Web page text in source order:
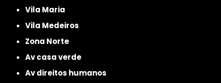
Vila Maria
Vila Medeiros
Zona Norte
av casa verde
av direitos humanos